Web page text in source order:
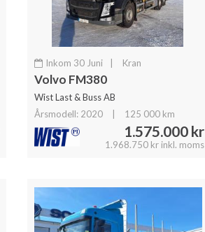
Inkom 30 Juni Kran
Volvo FM380
Wist Last & Buss AB
Årsmodell: 2020
125 000 km
1.575.000 kr
1.968.750 kr inkl. moms